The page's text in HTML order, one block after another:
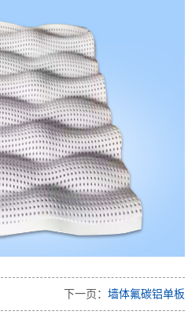
下一页： 墙体氟碳铝单板